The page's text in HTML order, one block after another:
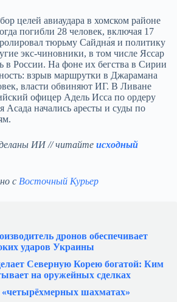
целей авиаудара в хомском районе
погибли 28 человек, включая 17
тюрьму Сайдна́я и политику
экс-чиновники, в том числе Яссар
в России. На фоне их бегства в Сирии
взрыв маршрутки в Джарамана
власти обвиняют ИГ. В Ливане
офицер Адель Исса по ордеру
Асада начались аресты и суды по
ИИ // читайте исходный
с Восточный Курьер
дронов обеспечивает
ударов Украины
Северную Корею богатой: Ким
на оружейных сделках
шахматах»